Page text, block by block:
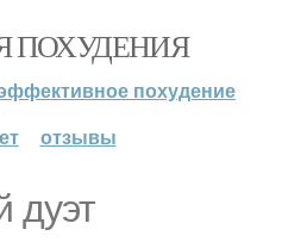
ПОХУДЕНИЯ
похудение
отзывы
дуэт